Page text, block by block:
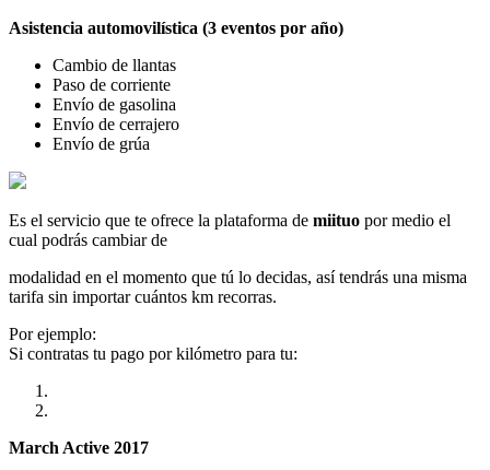
Asistencia automovilística (3 eventos por año)
Cambio de llantas
Paso de corriente
Envío de gasolina
Envío de cerrajero
Envío de grúa
Es el servicio que te ofrece la plataforma de miituo por medio el
cual podrás cambiar de
modalidad en el momento que tú lo decidas, así tendrás una misma
tarifa sin importar cuántos km recorras.
Por ejemplo:
Si contratas tu pago por kilómetro para tu:
March Active 2017